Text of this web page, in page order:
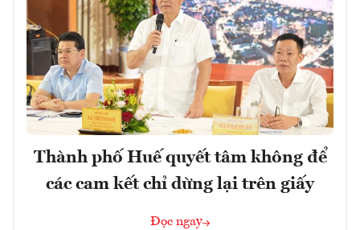
Thành phố Huế quyết tâm không để
các cam kết chỉ dừng lại trên giấy
Đọc ngay